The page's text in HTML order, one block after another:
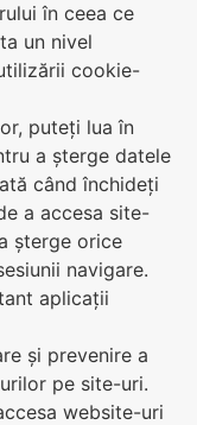
în ceea ce
un nivel
cookie-
puteți lua în
a șterge datele
când închideți
a accesa site-
șterge orice
navigare.
aplicații
și prevenire a
pe site-uri.
website-uri